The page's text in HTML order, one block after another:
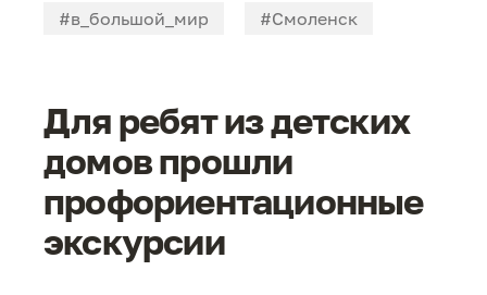
#в_большой_мир #Смоленск
Для ребят из детских
домов прошли
профориентационные
экскурсии